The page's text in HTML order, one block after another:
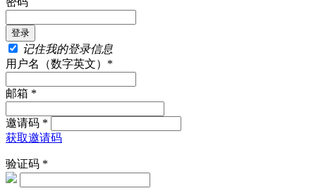
记住我的登录信息
用户名（数字英文）*
邮箱 *
邀请码 *
获取邀请码
验证码 *